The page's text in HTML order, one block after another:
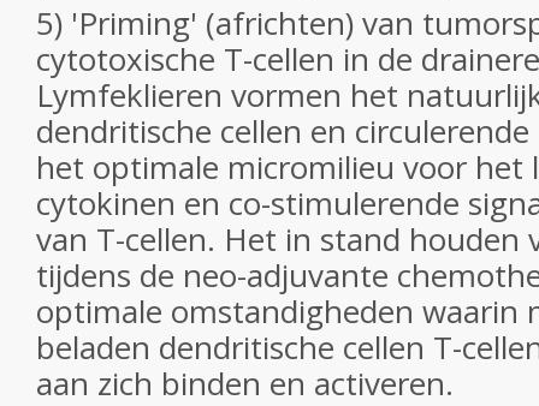
5) 'Priming' (africhten) van
cytotoxische T-cellen in de
Lymfeklieren vormen het
dendritische cellen en
het optimale micromilieu voor het
cytokinen en co-stimulerende
van T-cellen. Het in stand houden
tijdens de neo-adjuvante
optimale omstandigheden waarin
beladen dendritische cellen T-
aan zich binden en activeren.